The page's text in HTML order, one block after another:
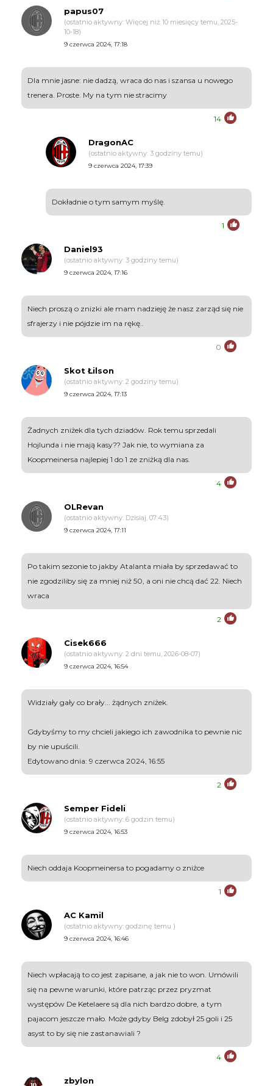
papus07
(ostatnio aktywny: Więcej niż 10 miesięcy temu, 2025-
10-18)
9 czerwca 2024, 17:18
Dla mnie jasne: nie dadzą, wraca do nas i szansa u nowego
trenera. Proste. My na tym nie stracimy
14
DragonAC
(ostatnio aktywny: 3 godziny temu)
9 czerwca 2024, 17:39
Dokładnie o tym samym myślę.
1
Daniel93
(ostatnio aktywny: 3 godziny temu)
9 czerwca 2024, 17:16
Niech proszą o znizki ale mam nadzieję że nasz zarząd się nie
sfrajerzy i nie pójdzie im na rękę..
0
Skot Łilson
(ostatnio aktywny: 2 godziny temu)
9 czerwca 2024, 17:13
Żadnych zniżek dla tych dziadów. Rok temu sprzedali
Hojlunda i nie mają kasy?? Jak nie, to wymiana za
Koopmeinersa najlepiej 1 do 1 ze zniżką dla nas.
4
OLRevan
(ostatnio aktywny: Dzisiaj, 07:43)
9 czerwca 2024, 17:11
Po takim sezonie to jakby Atalanta miała by sprzedawać to
nie zgodziliby się za mniej niż 50, a oni nie chcą dać 22. Niech
wraca
2
Cisek666
(ostatnio aktywny: 2 dni temu, 2026-08-07)
9 czerwca 2024, 16:54
Widziały gały co brały... żądnych zniżek.
Gdybyśmy to my chcieli jakiego ich zawodnika to pewnie nic
by nie upuścili.
Edytowano dnia: 9 czerwca 2024, 16:55
2
Semper Fideli
(ostatnio aktywny: 6 godzin temu)
9 czerwca 2024, 16:53
Niech oddaja Koopmeinersa to pogadamy o zniżce
1
AC Kamil
(ostatnio aktywny: godzinę temu )
9 czerwca 2024, 16:46
Niech wpłacają to co jest zapisane, a jak nie to won. Umówili
się na pewne warunki, które patrząc przez pryzmat
występów De Ketelaere są dla nich bardzo dobre, a tym
pajacom jeszcze mało. Może gdyby Belg zdobył 25 goli i 25
asyst to by się nie zastanawiali ?
4
zbylon